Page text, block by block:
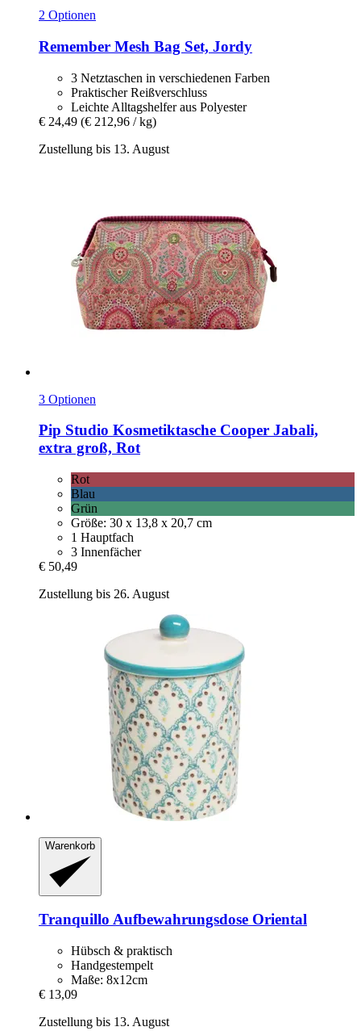
2 Optionen
Remember Mesh Bag Set, Jordy
3 Netztaschen in verschiedenen Farben
Praktischer Reißverschluss
Leichte Alltagshelfer aus Polyester
€ 24,49 (€ 212,96 / kg)
Zustellung bis 13. August
3 Optionen
Pip Studio Kosmetiktasche Cooper Jabali,
extra groß, Rot
Rot
Blau
Grün
Größe: 30 x 13,8 x 20,7 cm
1 Hauptfach
3 Innenfächer
€ 50,49
Zustellung bis 26. August
Warenkorb
Tranquillo Aufbewahrungsdose Oriental
Hübsch & praktisch
Handgestempelt
Maße: 8x12cm
€ 13,09
Zustellung bis 13. August